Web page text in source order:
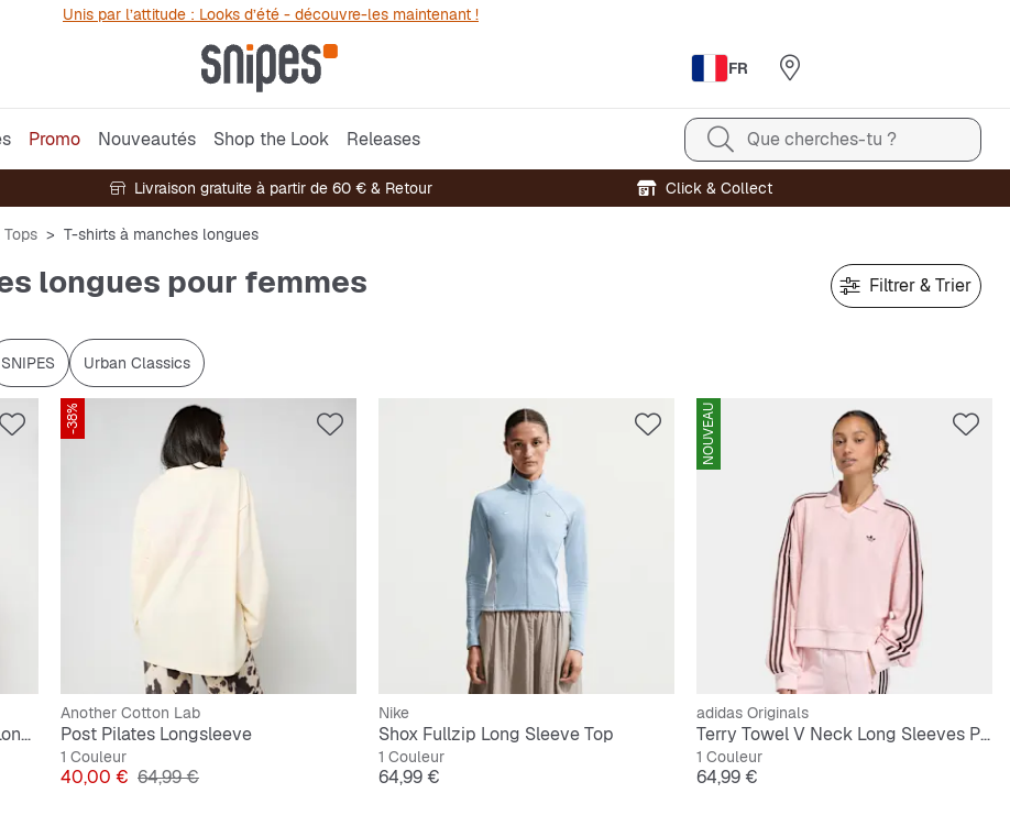
Unis par l’attitude : Looks d’été - découvre-les maintenant !
FR
Promo Nouveautés Shop the Look Releases Que cherches-tu ?
Livraison gratuite à partir de 60 € & Retour Click & Collect
T-shirts à manches longues
longues pour femmes Filtrer & Trier
SNIPES Urban Classics
Another Vintage Logo Washed Longsleeve
-38%
Another Cotton Lab
Post Pilates Longsleeve
1 Couleur
Prix
40,00 € Prix original
64,99 €
Nike
Shox Fullzip Long Sleeve Top
1 Couleur
Prix
64,99 €
NOUVEAU
adidas Originals
Terry Towel V Neck Long Sleeves Polo Shirt
1 Couleur
Prix
64,99 €